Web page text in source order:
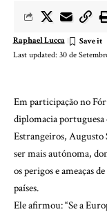
Last updated: 30 de
Raphael Lucca
Em participação no
diplomacia portuguesa
Estrangeiros, Augusto
ser mais autónoma,
os perigos e ameaças
países.
Ele afirmou: “Se a